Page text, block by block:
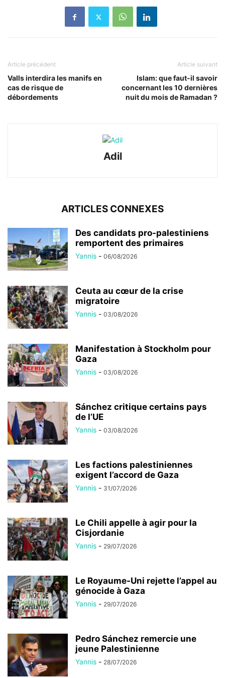
Article précédent
Valls interdira les manifs en
cas de risque de
débordements
Article suivant
Islam: que faut-il savoir
concernant les 10 dernières
nuit du mois de Ramadan ?
Adil
ARTICLES CONNEXES
Des candidats pro-palestiniens
remportent des primaires
Yannis - 06/08/2026
Ceuta au cœur de la crise
migratoire
Yannis - 03/08/2026
Manifestation à Stockholm pour
Gaza
Yannis - 03/08/2026
Sánchez critique certains pays
de l’UE
Yannis - 03/08/2026
Les factions palestiniennes
exigent l’accord de Gaza
Yannis - 31/07/2026
Le Chili appelle à agir pour la
Cisjordanie
Yannis - 29/07/2026
Le Royaume-Uni rejette l’appel au
génocide à Gaza
Yannis - 29/07/2026
Pedro Sánchez remercie une
jeune Palestinienne
Yannis - 28/07/2026